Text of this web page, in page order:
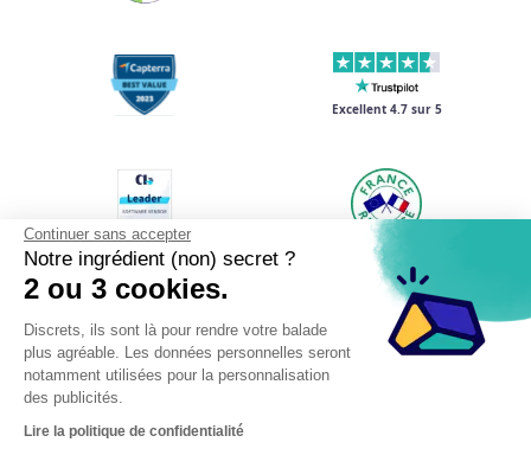
Continuer sans accepter
Notre ingrédient (non) secret ?
2 ou 3 cookies.
Discrets, ils sont là pour rendre votre balade
plus agréable. Les données personnelles seront
notamment utilisées pour la personnalisation
des publicités.
Lire la politique de confidentialité
Excellent 4.7 sur 5